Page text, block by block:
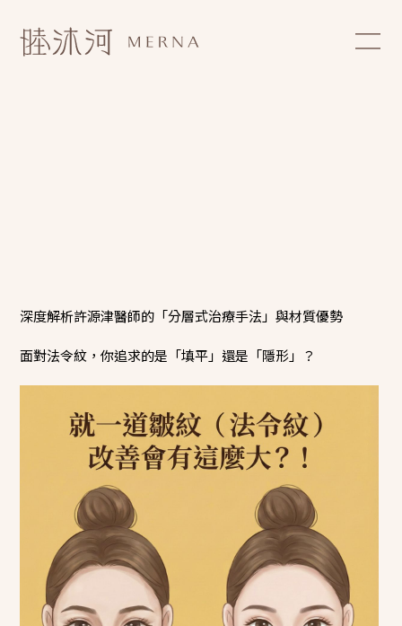
深度解析許源津醫師的「分層式治療手法」與材質優勢
面對法令紋，你追求的是「填平」還是「隱形」？